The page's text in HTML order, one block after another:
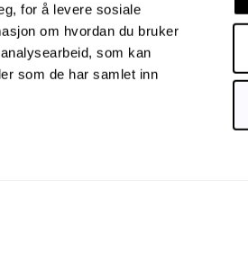
for å levere sosiale
om hvordan du bruker
som kan
som de har samlet inn
Vi er medlem av
kjæledyr registrert hos